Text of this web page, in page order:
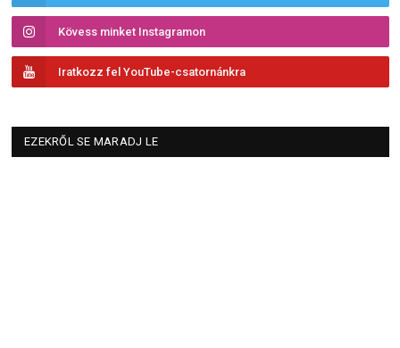
Kövess minket Instagramon
Iratkozz fel YouTube-csatornánkra
EZEKRŐL SE MARADJ LE